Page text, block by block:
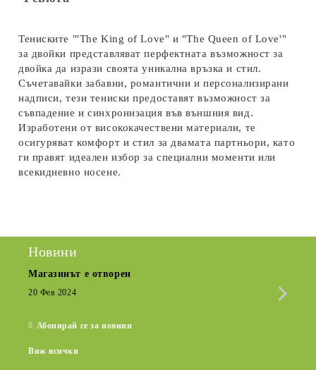
Тениските "'The King of Love" и "The Queen of Love'"
за двойки представляват перфектната възможност за
двойка да изрази своята уникална връзка и стил.
Съчетавайки забавни, романтични и персонализирани
надписи, тези тениски предоставят възможност за
съвпадение и синхронизация във външния вид.
Изработени от висококачествени материали, те
осигуряват комфорт и стил за двамата партньори, като
ги правят идеален избор за специални моменти или
всекидневно носене.
Новини
Магазинът е отворен
20 Фев 2024
Абонирай се за новини
Виж всички